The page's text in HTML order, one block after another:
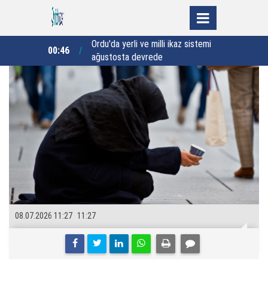
23:38
Rize’de 50 öğrenci kapasiteli yatılı
kız Kur’an Kursu için imzalar atıldı
11:27
08.07.2026 11:27